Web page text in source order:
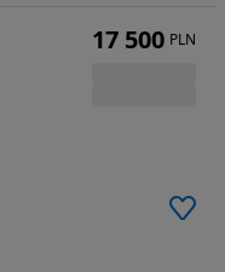
17 500 PLN